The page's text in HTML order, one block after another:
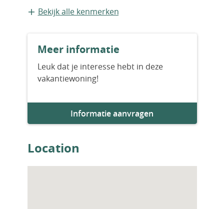
Nieuwbouw
Aantal badkamers
Bekijk alle kenmerken
Meer informatie
Leuk dat je interesse hebt in deze
vakantiewoning!
Informatie aanvragen
Location